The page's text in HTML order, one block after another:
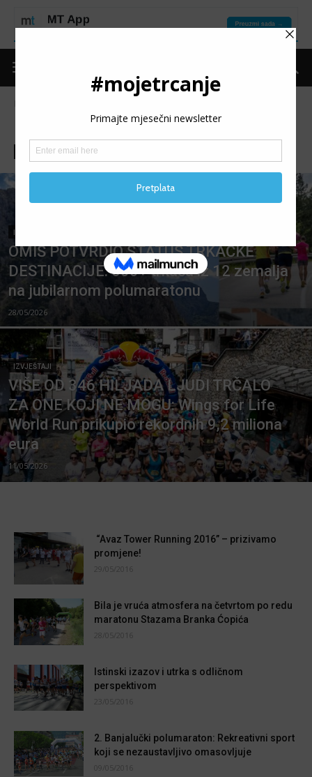
IZVJEŠTAJI
Izvještaji Najave
OMIŠ POTVRDIO STATUS TRKAČKE
DESTINACIJE: 600+ trkača iz 12 zemalja
na jubilarnom polumaratonu
28/05/2026
IZVJEŠTAJI
VIŠE OD 346 HILJADA LJUDI TRČALO
ZA ONE KOJI NE MOGU: Wings for Life
World Run prikupio rekordnih 9,2 miliona
eura
11/05/2026
“Avaz Tower Running 2016” – prizivamo
promjene!
29/05/2016
Bila je vruća atmosfera na četvrtom po redu
maratonu Stazama Branka Ćopića
28/05/2016
Istinski izazov i utrka s odličnom
perspektivom
23/05/2016
2. Banjalučki polumaraton: Rekreativni sport
koji se nezaustavljivo omasovljuje
09/05/2016